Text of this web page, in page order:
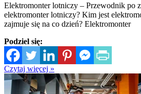
Elektromonter lotniczy – Przewodnik po
elektromonter lotniczy? Kim jest
zajmuje się na co dzień? Elektromonter
Podziel się:
Czytaj więcej »